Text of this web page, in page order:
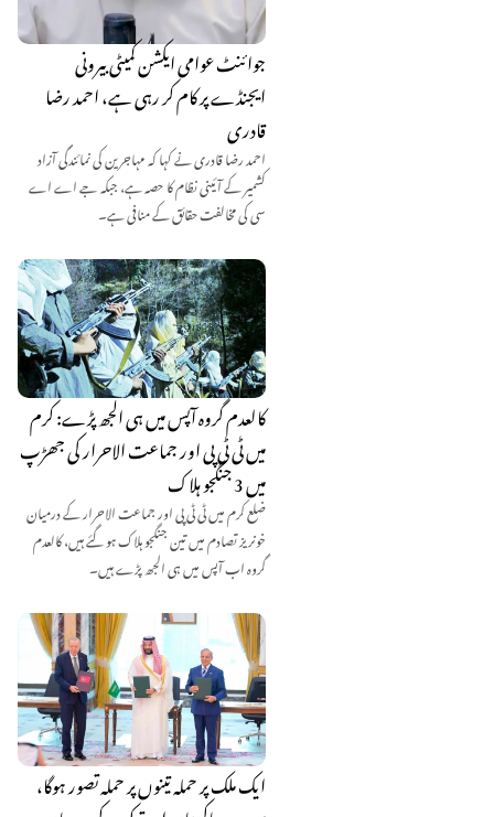
جوائنٹ عوامی ایکشن کمیٹی بیرونی
ایجنڈے پر کام کر رہی ہے، احمد رضا
قادری
احمد رضا قادری نے کہا کہ مہاجرین کی نمائندگی آزاد
کشمیر کے آئینی نظام کا حصہ ہے، جبکہ جے اے اے
سی کی مخالفت حقائق کے منافی ہے۔
کالعدم گروہ آپس میں ہی الجھ پڑے: کرم
میں ٹی ٹی پی اور جماعت الاحرار کی جھڑپ
میں 3 جنگجو ہلاک
ضلع کرم میں ٹی ٹی پی اور جماعت الاحرار کے درمیان
خونریز تصادم میں تین جنگجو ہلاک ہو گئے ہیں، کالعدم
گروہ اب آپس میں ہی الجھ پڑے ہیں۔
ایک ملک پر حملہ تینوں پر حملہ تصور ہوگا،